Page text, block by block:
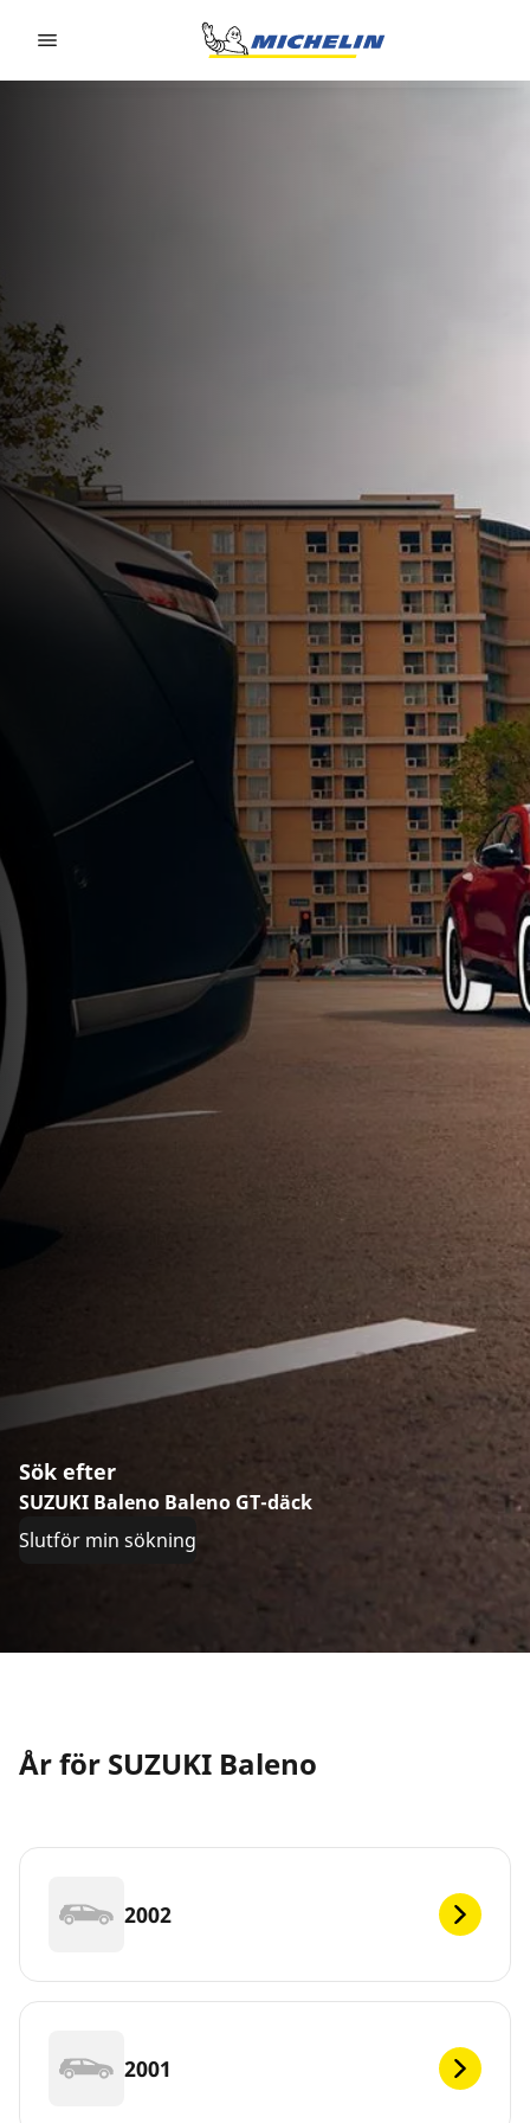
Sök efter
SUZUKI Baleno Baleno GT-däck
Slutför min sökning
År för SUZUKI Baleno
2002
2001